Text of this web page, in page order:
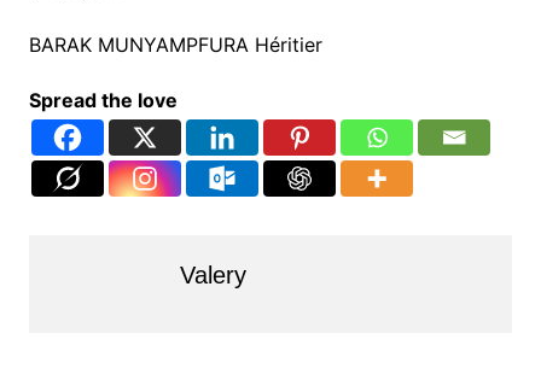
BARAK MUNYAMPFURA Héritier
Spread the love
Valery